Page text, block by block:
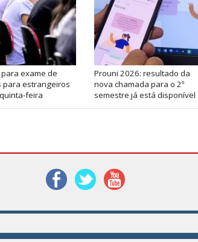
exame de
para estrangeiros
feira
Prouni 2026: resultado da
nova chamada para o 2º
semestre já está disponível